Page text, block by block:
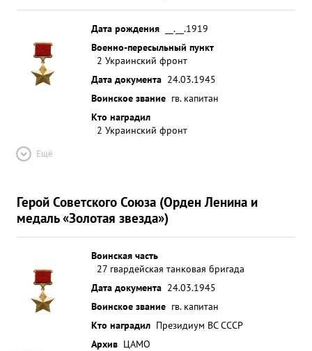
Дата рождения
__.__.1919
Военно-пересыльный пункт
2 Украинский фронт
Дата документа 24.03.1945
Воинское звание гв. капитан
Кто наградил
2 Украинский фронт
Ещё
Герой Советского Союза (Орден Ленина и
медаль «Золотая звезда»)
Воинская часть
27 гвардейская танковая бригада
Дата документа 24.03.1945
Воинское звание гв. капитан
Кто наградил Президиум ВС СССР
Архив ЦАМО